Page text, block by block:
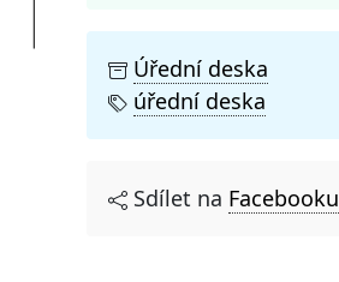
Úřední deska
úřední deska
Sdílet na Facebooku